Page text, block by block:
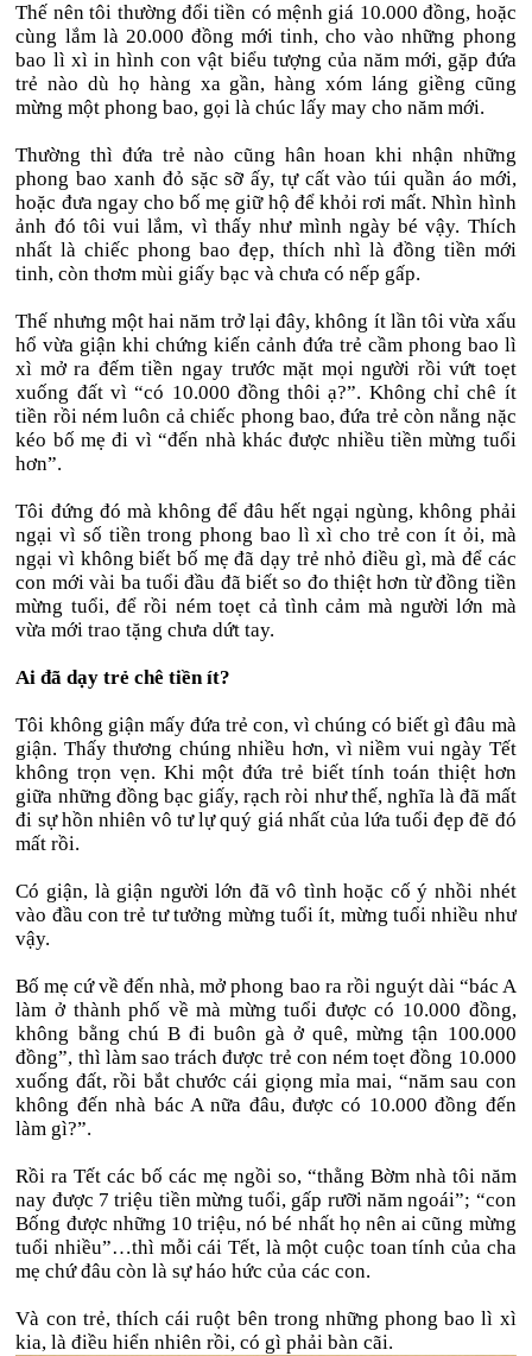
Thế nên tôi thường đổi tiền có mệnh giá 10.000 đồng, hoặc
cùng lắm là 20.000 đồng mới tinh, cho vào những phong
bao lì xì in hình con vật biểu tượng của năm mới, gặp đứa
trẻ nào dù họ hàng xa gần, hàng xóm láng giềng cũng
mừng một phong bao, gọi là chúc lấy may cho năm mới.
Thường thì đứa trẻ nào cũng hân hoan khi nhận những
phong bao xanh đỏ sặc sỡ ấy, tự cất vào túi quần áo mới,
hoặc đưa ngay cho bố mẹ giữ hộ để khỏi rơi mất. Nhìn hình
ảnh đó tôi vui lắm, vì thấy như mình ngày bé vậy. Thích
nhất là chiếc phong bao đẹp, thích nhì là đồng tiền mới
tinh, còn thơm mùi giấy bạc và chưa có nếp gấp.
Thế nhưng một hai năm trở lại đây, không ít lần tôi vừa xấu
hổ vừa giận khi chứng kiến cảnh đứa trẻ cầm phong bao lì
xì mở ra đếm tiền ngay trước mặt mọi người rồi vứt toẹt
xuống đất vì “có 10.000 đồng thôi ạ?”. Không chỉ chê ít
tiền rồi ném luôn cả chiếc phong bao, đứa trẻ còn nằng nặc
kéo bố mẹ đi vì “đến nhà khác được nhiều tiền mừng tuổi
hơn”.
Tôi đứng đó mà không để đâu hết ngại ngùng, không phải
ngại vì số tiền trong phong bao lì xì cho trẻ con ít ỏi, mà
ngại vì không biết bố mẹ đã dạy trẻ nhỏ điều gì, mà để các
con mới vài ba tuổi đầu đã biết so đo thiệt hơn từ đồng tiền
mừng tuổi, để rồi ném toẹt cả tình cảm mà người lớn mà
vừa mới trao tặng chưa dứt tay.
Ai đã dạy trẻ chê tiền ít?
Tôi không giận mấy đứa trẻ con, vì chúng có biết gì đâu mà
giận. Thấy thương chúng nhiều hơn, vì niềm vui ngày Tết
không trọn vẹn. Khi một đứa trẻ biết tính toán thiệt hơn
giữa những đồng bạc giấy, rạch ròi như thế, nghĩa là đã mất
đi sự hồn nhiên vô tư lự quý giá nhất của lứa tuổi đẹp đẽ đó
mất rồi.
Có giận, là giận người lớn đã vô tình hoặc cố ý nhồi nhét
vào đầu con trẻ tư tưởng mừng tuổi ít, mừng tuổi nhiều như
vậy.
Bố mẹ cứ về đến nhà, mở phong bao ra rồi nguýt dài “bác A
làm ở thành phố về mà mừng tuổi được có 10.000 đồng,
không bằng chú B đi buôn gà ở quê, mừng tận 100.000
đồng”, thì làm sao trách được trẻ con ném toẹt đồng 10.000
xuống đất, rồi bắt chước cái giọng mỉa mai, “năm sau con
không đến nhà bác A nữa đâu, được có 10.000 đồng đến
làm gì?”.
Rồi ra Tết các bố các mẹ ngồi so, “thằng Bờm nhà tôi năm
nay được 7 triệu tiền mừng tuổi, gấp rưỡi năm ngoái”; “con
Bống được những 10 triệu, nó bé nhất họ nên ai cũng mừng
tuổi nhiều”…thì mỗi cái Tết, là một cuộc toan tính của cha
mẹ chứ đâu còn là sự háo hức của các con.
Và con trẻ, thích cái ruột bên trong những phong bao lì xì
kia, là điều hiển nhiên rồi, có gì phải bàn cãi.